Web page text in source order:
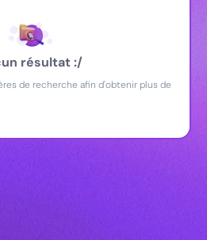
résultat :/
de recherche afin d'obtenir plus de